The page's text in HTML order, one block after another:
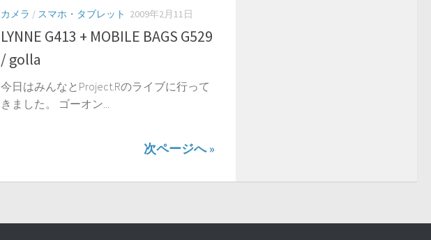
カメラ / スマホ・タブレット 2009年2月11日
LYNNE G413 + MOBILE BAGS G529
/ golla
今日はみんなとProject.Rのライブに行って
きました。 ゴーオン...
次ページへ »